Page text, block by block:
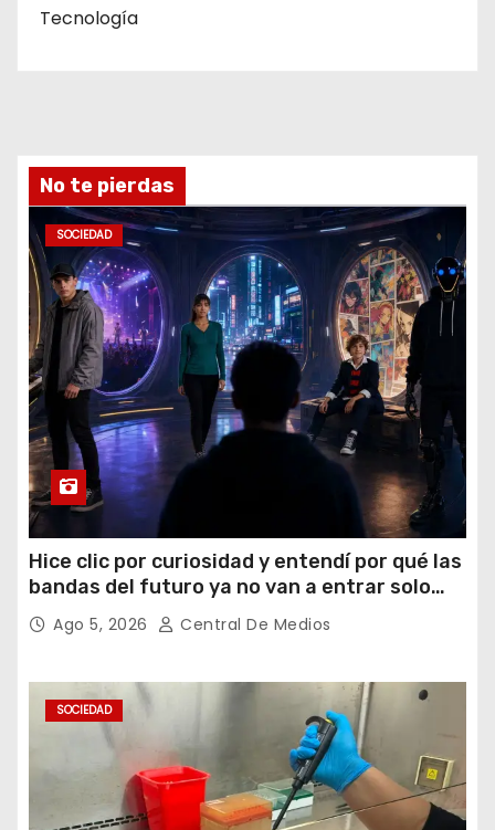
Tecnología
No te pierdas
SOCIEDAD
Hice clic por curiosidad y entendí por qué las
bandas del futuro ya no van a entrar solo
por los oídos
Ago 5, 2026 Central De Medios
SOCIEDAD